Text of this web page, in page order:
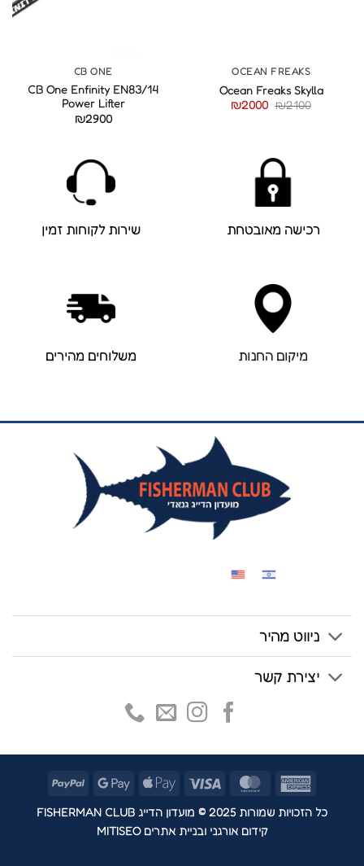
OCEAN FREAKS
Ocean Freaks Skylla
₪2100
המחיר₪2000
המחיר
CB ONE
CB One Enfinity EN83/14
Power Lifter
₪2900
רכישה מאובטחת שירות לקוחות זמין
מיקום החנות משלוחים מהירים
ניווט מהיר
יצירת קשר
American
MasterCard
Visa
Apple
Google
PayPal
כל הזכויות שמורות 2025 © מועדון הדייג FISHERMAN CLUB
קידום אורגני ובניית אתרים MITISEO